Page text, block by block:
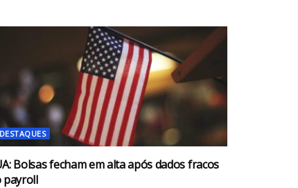
DESTAQUES
Bolsas fecham em alta após dados fracos
payroll